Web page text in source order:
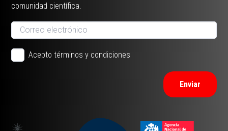
comunidad científica.
Acepto términos y condiciones
Enviar